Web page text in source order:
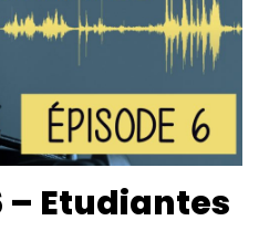
– Etudiantes